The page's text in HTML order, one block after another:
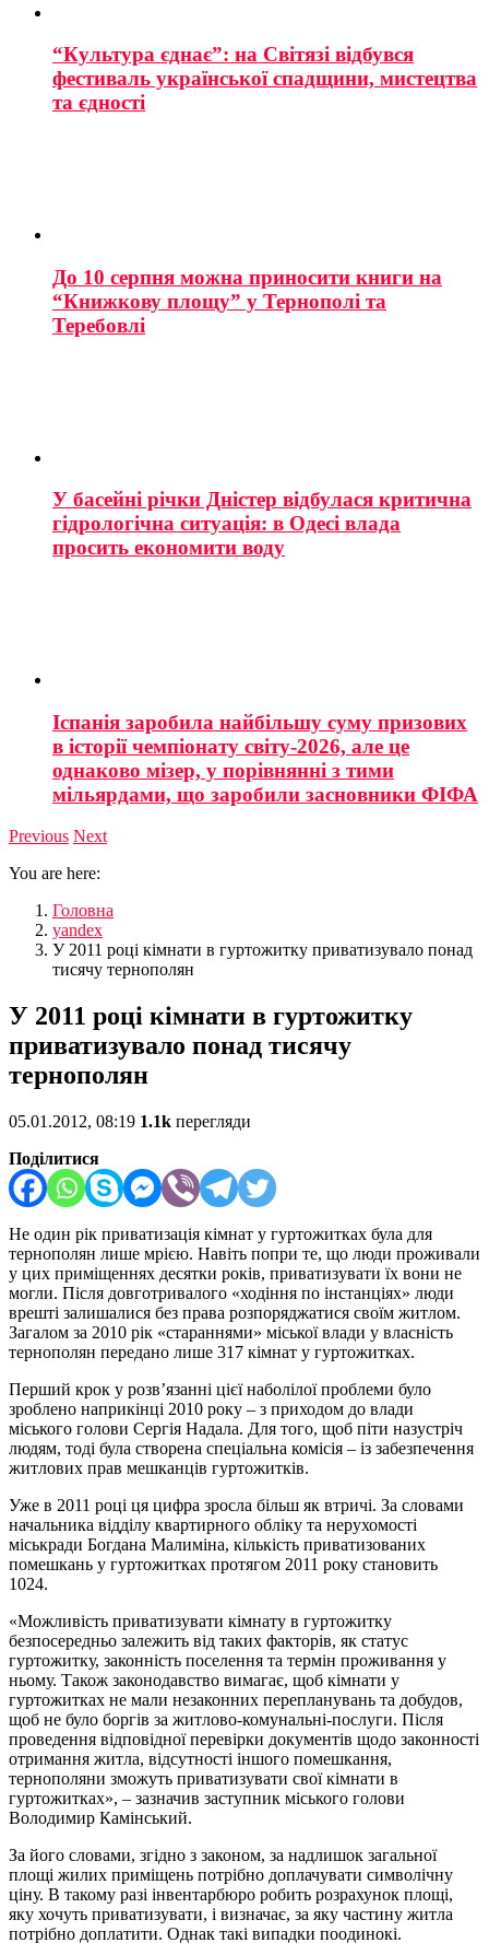
“Культура єднає”: на Світязі відбувся
фестиваль української спадщини, мистецтва
та єдності
До 10 серпня можна приносити книги на
“Книжкову площу” у Тернополі та
Теребовлі
У басейні річки Дністер відбулася критична
гідрологічна ситуація: в Одесі влада
просить економити воду
Іспанія заробила найбільшу суму призових
в історії чемпіонату світу-2026, але це
однаково мізер, у порівнянні з тими
мільярдами, що заробили засновники ФІФА
Previous Next
You are here:
Головна
yandex
У 2011 році кімнати в гуртожитку приватизувало понад
тисячу тернополян
У 2011 році кімнати в гуртожитку
приватизувало понад тисячу
тернополян
05.01.2012, 08:19 1.1k перегляди
Поділитися
Не один рік приватизація кімнат у гуртожитках була для
тернополян лише мрією. Навіть попри те, що люди проживали
у цих приміщеннях десятки років, приватизувати їх вони не
могли. Після довготривалого «ходіння по інстанціях» люди
врешті залишалися без права розпоряджатися своїм житлом.
Загалом за 2010 рік «стараннями» міської влади у власність
тернополян передано лише 317 кімнат у гуртожитках.
Перший крок у розв’язанні цієї наболілої проблеми було
зроблено наприкінці 2010 року – з приходом до влади
міського голови Сергія Надала. Для того, щоб піти назустріч
людям, тоді була створена спеціальна комісія – із забезпечення
житлових прав мешканців гуртожитків.
Уже в 2011 році ця цифра зросла більш як втричі. За словами
начальника відділу квартирного обліку та нерухомості
міськради Богдана Малиміна, кількість приватизованих
помешкань у гуртожитках протягом 2011 року становить
1024.
«Можливість приватизувати кімнату в гуртожитку
безпосередньо залежить від таких факторів, як статус
гуртожитку, законність поселення та термін проживання у
ньому. Також законодавство вимагає, щоб кімнати у
гуртожитках не мали незаконних перепланувань та добудов,
щоб не було боргів за житлово-комунальні-послуги. Після
проведення відповідної перевірки документів щодо законності
отримання житла, відсутності іншого помешкання,
тернополяни зможуть приватизувати свої кімнати в
гуртожитках», – зазначив заступник міського голови
Володимир Камінський.
За його словами, згідно з законом, за надлишок загальної
площі жилих приміщень потрібно доплачувати символічну
ціну. В такому разі інвентарбюро робить розрахунок площі,
яку хочуть приватизувати, і визначає, за яку частину житла
потрібно доплатити. Однак такі випадки поодинокі.